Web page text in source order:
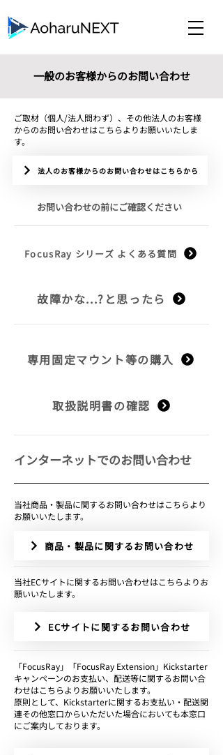
一般のお客様からのお問い合わせ
​ご取材（個人/法人問わず）、その他法人のお客様
からのお問い合わせはこちらよりお願いいたしま
す。
法人のお客様からのお問い合わせはこちらから
​お問い合わせの前にご確認ください
FocusRay シリーズ よくある質問
故障かな...?と思ったら
専用固定マウント等の購入
取扱説明書の確認
​インターネットでのお問い合わせ
当社商品・製品に関するお問い合わせはこちらより
お願いいたします。
商品・製品に関するお問い合わせ
​当社ECサイトに関するお問い合わせはこちらよりお
願いいたします。
ECサイトに関するお問い合わせ
​「FocusRay」「FocusRay Extension」Kickstarter
キャンペーンのお支払い、配送等に関するお問い合
わせはこちらよりお願いいたします。
原則として、Kickstarterに関するお支払い・配送関
連その他窓口からいただいた場合においても本窓口
にご案内しております。